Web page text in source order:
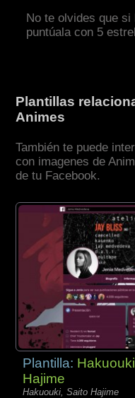
No te olvides que
puntúala con 5
Plantillas
Animes
También te puede
con imagenes de
de tu Facebook.
Plantilla:
Hajime
Hakuouki, Saito Hajime